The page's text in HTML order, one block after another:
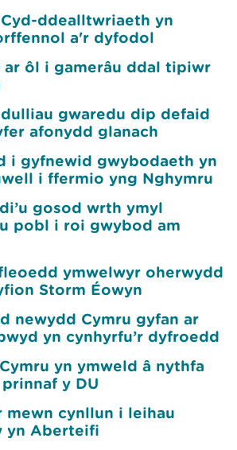
ddealltwriaeth yn
a'r dyfodol
ar ôl i gamerâu ddal tipiwr
gwaredu dip defaid
afonydd glanach
i gyfnewid gwybodaeth yn
i ffermio yng Nghymru
gosod wrth ymyl
pobl i roi gwybod am
ymwelwyr oherwydd
Storm Éowyn
newydd Cymru gyfan ar
yn cynhyrfu’r dyfroedd
yn ymweld â nythfa
y DU
mewn cynllun i leihau
yn Aberteifi